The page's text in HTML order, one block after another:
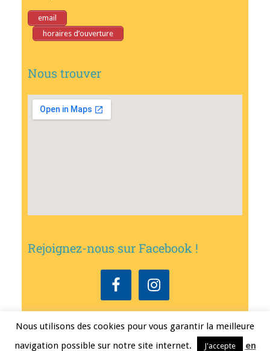
email
horaires d’ouverture
Nous trouver
Rejoignez-nous sur Facebook !
Mairie de Bouxwiller • Conception
Mentions légales
Nous utilisons des cookies pour vous garantir la meilleure
navigation possible sur notre site internet.
J'accepte en